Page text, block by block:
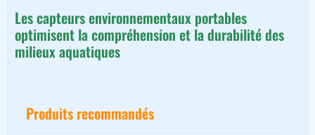
Les capteurs environnementaux portables
optimisent la compréhension et la durabilité des
milieux aquatiques
Produits recommandés